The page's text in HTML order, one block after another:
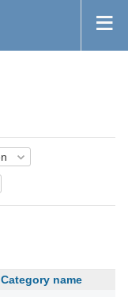
Category name